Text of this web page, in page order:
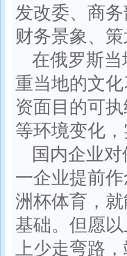
发改委、商
财务景象、策
在俄罗斯
重当地的文
资面目的可
等环境变化
国内企业
一企业提前
洲杯体育，
基础。但愿
上少走弯路